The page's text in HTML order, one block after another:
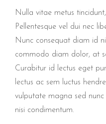
Nulla vitae metus
Pellentesque vel dui nec
Nunc consequat diam id
commodo diam dolor, at
Curabitur id lectus eget
lectus ac sem luctus
vulputate magna sed nunc
nisi condimentum.